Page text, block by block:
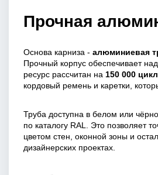
Прочная
Основа карниза - алюминиевая
Прочный корпус обеспечивает
ресурс рассчитан на 150 000
кордовый ремень и каретки,
Труба доступна в белом или
по каталогу RAL. Это позволяет
цветом стен, оконной зоны и
дизайнерских проектах.